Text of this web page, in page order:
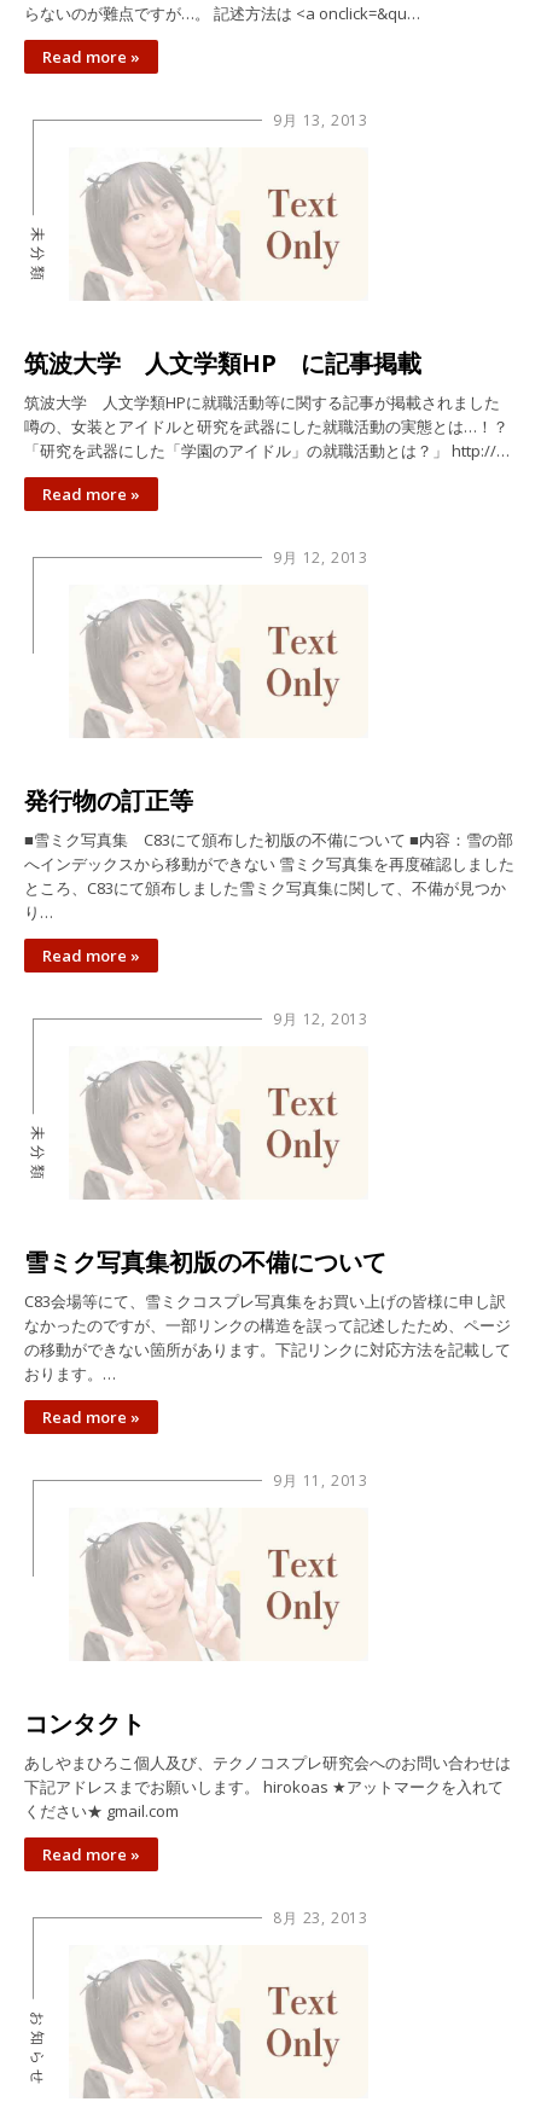
らないのが難点ですが…。 記述方法は <a onclick=&qu…
Read more »
9月 13, 2013
未分類
筑波大学 人文学類HP に記事掲載
筑波大学 人文学類HPに就職活動等に関する記事が掲載されました
噂の、女装とアイドルと研究を武器にした就職活動の実態とは…！？
「研究を武器にした「学園のアイドル」の就職活動とは？」 http://…
Read more »
9月 12, 2013
発行物の訂正等
■雪ミク写真集 C83にて頒布した初版の不備について ■内容：雪の部
へインデックスから移動ができない 雪ミク写真集を再度確認しました
ところ、C83にて頒布しました雪ミク写真集に関して、不備が見つか
り…
Read more »
9月 12, 2013
未分類
雪ミク写真集初版の不備について
C83会場等にて、雪ミクコスプレ写真集をお買い上げの皆様に申し訳
なかったのですが、一部リンクの構造を誤って記述したため、ページ
の移動ができない箇所があります。下記リンクに対応方法を記載して
おります。…
Read more »
9月 11, 2013
コンタクト
あしやまひろこ個人及び、テクノコスプレ研究会へのお問い合わせは
下記アドレスまでお願いします。 hirokoas ★アットマークを入れて
ください★ gmail.com
Read more »
8月 23, 2013
お知らせ